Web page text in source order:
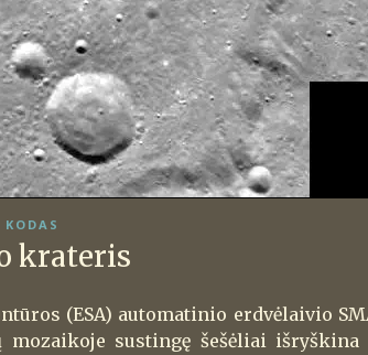
krateris
(ESA) automatinio erdvėlaivio
mozaikoje sustingę šešėliai